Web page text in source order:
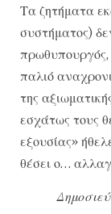
Τα ζητήματα
συστήματος)
πρωθυπουργός,
παλιό
της
εσχάτως τους
εξουσίας»
θέσει ο…